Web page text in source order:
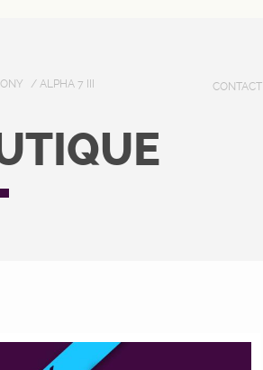
/ ALPHA 7 III CONTACT